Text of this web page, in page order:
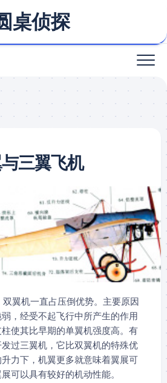
桌侦探
三翼飞机
翼机一直占压倒优势。主要原因
，经受不起飞行中所产生的作用
使其比早期的单翼机强度高。有
过三翼机，它比双翼机的特殊优
力下，机翼更多就意味着翼展可
可以具有较好的机动性能。